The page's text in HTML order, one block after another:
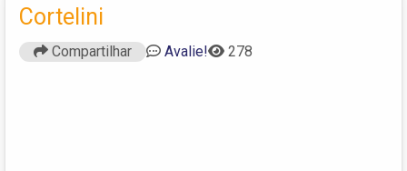
Cortelini
Compartilhar Avalie! 278